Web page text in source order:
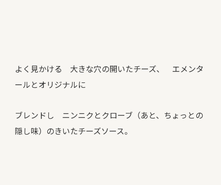
よく見かける 大きな穴の開いたチーズ、 エメンタ
ールとオリジナルに
ブレンドし ニンニクとクローブ（あと、ちょっとの
隠し味）のきいたチーズソース。